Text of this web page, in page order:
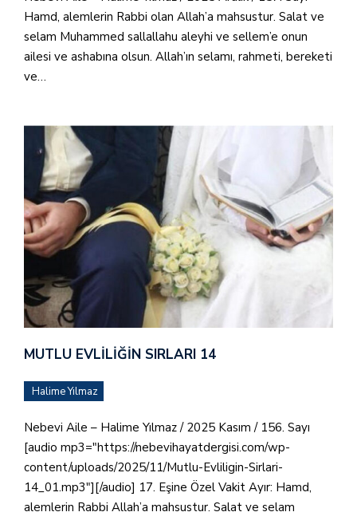
Hamd, alemlerin Rabbi olan Allah’a mahsustur. Salat ve
selam Muhammed sallallahu aleyhi ve sellem’e onun
ailesi ve ashabına olsun. Allah’ın selamı, rahmeti, bereketi
ve…
MUTLU EVLILIĞIN SIRLARI 14
Halime Yılmaz
Nebevi Aile – Halime Yılmaz / 2025 Kasım / 156. Sayı
[audio mp3="https://nebevihayatdergisi.com/wp-
content/uploads/2025/11/Mutlu-Evliligin-Sirlari-
14_01.mp3"][/audio] 17. Eşine Özel Vakit Ayır: Hamd,
alemlerin Rabbi Allah’a mahsustur. Salat ve selam